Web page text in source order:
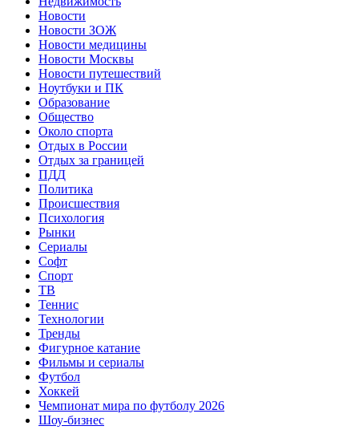
Новости
Новости ЗОЖ
Новости медицины
Новости Москвы
Новости путешествий
Ноутбуки и ПК
Образование
Общество
Около спорта
Отдых в России
Отдых за границей
ПДД
Политика
Происшествия
Психология
Рынки
Сериалы
Софт
Спорт
ТВ
Теннис
Технологии
Тренды
Фигурное катание
Фильмы и сериалы
Футбол
Хоккей
Чемпионат мира по футболу 2026
Шоу-бизнес